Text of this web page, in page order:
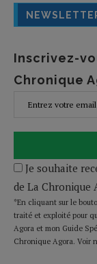
Inscrivez-
Chronique
Je souhaite
de La Chronique
*En cliquant sur le
traité et exploité pour
Agora et mon Guide
Chronique Agora. Voir